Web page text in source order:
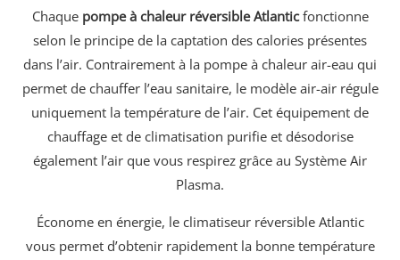
Chaque pompe à chaleur réversible Atlanticfonctionne
selon le principe de la captation des calories présentes
dans l’air. Contrairement à la pompe à chaleur air-eau qui
permet de chauffer l’eau sanitaire, le modèle air-air régule
uniquement la température de l’air. Cet équipement de
chauffage et de climatisation purifie et désodorise
également l’air que vous respirez grâce au Système Air
Plasma.
Économe en énergie, le climatiseur réversible Atlantic
vous permet d’obtenir rapidement la bonne température